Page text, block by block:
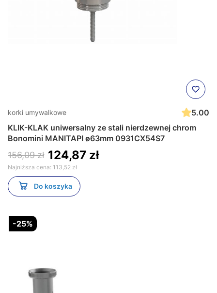
korki umywalkowe
5.00
KLIK-KLAK uniwersalny ze stali nierdzewnej chrom
Bonomini MANITAPI ø63mm 0931CX54S7
156,09 zł 124,87 zł
Najniższa cena: 113,52 zł
Do koszyka
-25%